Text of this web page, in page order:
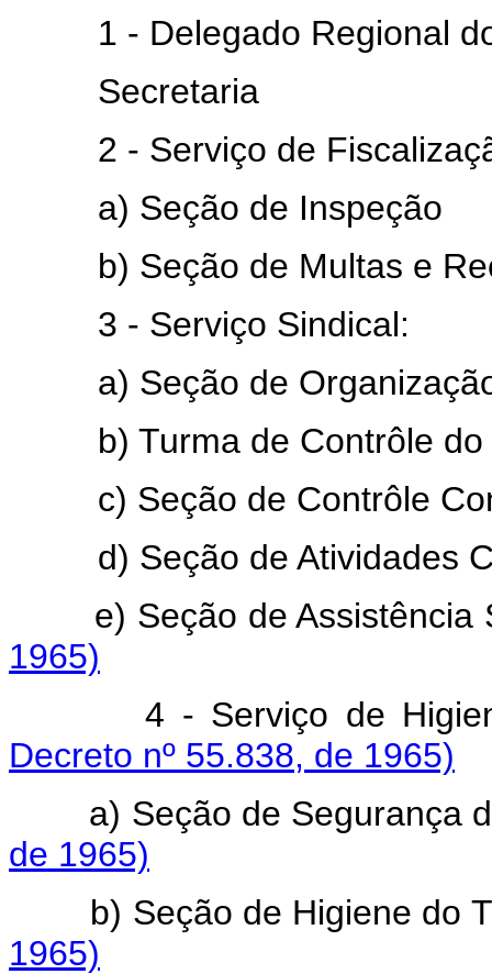
1 - Delegado Regional do
Secretaria
2 - Serviço de
a) Seção de Inspeção
b) Seção de Multas e
3 - Serviço Sindical:
a) Seção de Organização
b) Turma de Contrôle do
c) Seção de Contrôle
d) Seção de Atividades
e) Seção de Assistência
1965)
4 - Serviço de Higiene
Decreto nº 55.838, de 1965)
a) Seção de Segurança
de 1965)
b) Seção de Higiene do
1965)